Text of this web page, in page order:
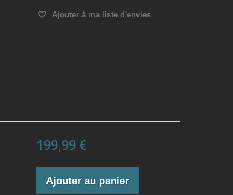
Ajouter à ma liste d'envies
199,99 €
Ajouter au panier